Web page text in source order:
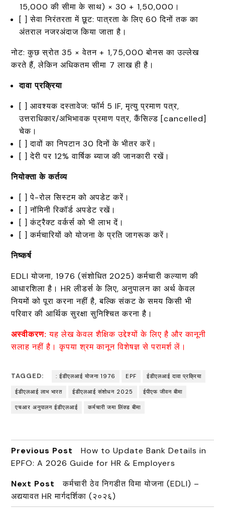
₹15,000 की सीमा के साथ) × 30 + ₹1,50,000।
[ ] सेवा निरंतरता में छूट: पात्रता के लिए 60 दिनों तक का
अंतराल नजरअंदाज किया जाता है।
नोट: कुछ स्रोत 35 × वेतन + ₹1,75,000 बोनस का उल्लेख
करते हैं, लेकिन अधिकतम सीमा ₹7 लाख ही है।
दावा प्रक्रिया
[ ] आवश्यक दस्तावेज: फॉर्म 5 IF, मृत्यु प्रमाण पत्र,
उत्तराधिकार/अभिभावक प्रमाण पत्र, कैंसिल्ड [cancelled]
चेक।
[ ] दावों का निपटान 30 दिनों के भीतर करें।
[ ] देरी पर 12% वार्षिक ब्याज की जानकारी रखें।
नियोक्ता के कर्तव्य
[ ] पे-रोल सिस्टम को अपडेट करें।
[ ] नॉमिनी रिकॉर्ड अपडेट रखें।
[ ] कंट्रैक्ट वर्कर्स को भी लाभ दें।
[ ] कर्मचारियों को योजना के प्रति जागरूक करें।
निष्कर्ष
EDLI योजना, 1976 (संशोधित 2025) कर्मचारी कल्याण की
आधारशिला है। HR लीडर्स के लिए, अनुपालन का अर्थ केवल
नियमों को पूरा करना नहीं है, बल्कि संकट के समय किसी भी
परिवार की आर्थिक सुरक्षा सुनिश्चित करना है।
अस्वीकरण: यह लेख केवल शैक्षिक उद्देश्यों के लिए है और कानूनी
सलाह नहीं है। कृपया श्रम कानून विशेषज्ञ से परामर्श लें।
TAGGED: : ईडीएलआई योजना 1976 EPF ईडीएलआई दावा प्रक्रिया
ईडीएलआई लाभ भारत ईडीएलआई संशोधन 2025 ईपीएफ जीवन बीमा
एचआर अनुपालन ईडीएलआई कर्मचारी जमा लिंक्ड बीमा
Previous Post
How to Update Bank Details in
EPFO: A 2026 Guide for HR & Employers
Next Post
कर्मचारी ठेव निगडीत विमा योजना (EDLI) –
अद्ययावत HR मार्गदर्शिका (२०२६)